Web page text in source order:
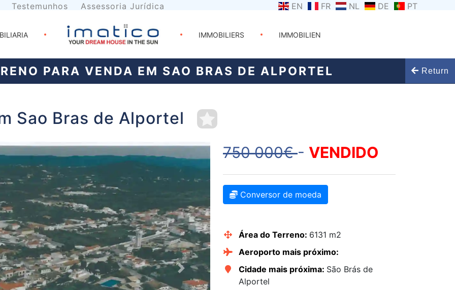
Testemunhos Assessoria Jurídica EN FR NL DE PT
IMMOBILIERS IMMOBILIEN
PARA VENDA EM SAO BRAS DE ALPORTEL Return
Sao Bras de Alportel
Next
750 000€- VENDIDO
Conversor de moeda
Área do Terreno: 6131 m2
Aeroporto mais próximo:
Cidade mais próxima: São Brás de
Alportel